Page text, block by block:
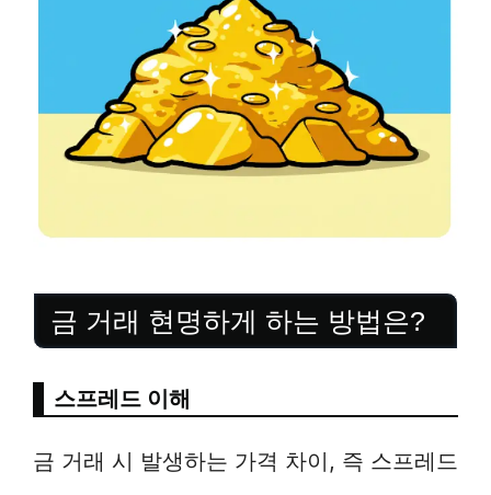
금 거래 현명하게 하는 방법은?
스프레드 이해
금 거래 시 발생하는 가격 차이, 즉 스프레드